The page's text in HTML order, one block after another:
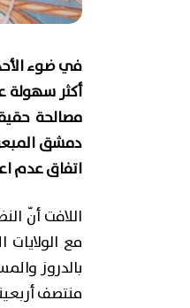
في ضوء
أكثر سهولة
مصالحة
دمشق
اتفاق عدم
اللافت أنّ
مع
بالدروز
منتصف